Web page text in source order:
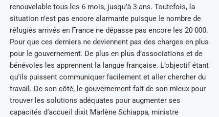
renouvelable tous les 6 mois, jusqu’à 3 ans. Toutefois, la
situation n’est pas encore alarmante puisque le nombre de
réfugiés arrivés en France ne dépasse pas encore les 20 000.
Pour que ces derniers ne deviennent pas des charges en plus
pour le gouvernement. De plus en plus d’associations et de
bénévoles les apprennent la langue française. L’objectif étant
qu’ils puissent communiquer facilement et aller chercher du
travail. De son côté, le gouvernement fait de son mieux pour
trouver les solutions adéquates pour augmenter ses
capacités d’accueil dixit Marlène Schiappa, ministre